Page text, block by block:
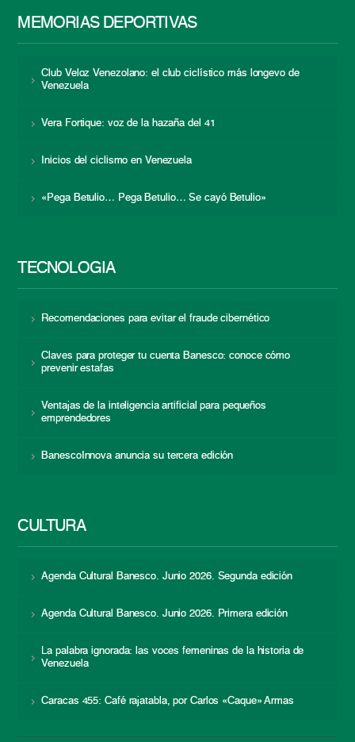
MEMORIAS DEPORTIVAS
Club Veloz Venezolano: el club ciclístico más longevo de
Venezuela
Vera Fortique: voz de la hazaña del 41
Inicios del ciclismo en Venezuela
«Pega Betulio… Pega Betulio… Se cayó Betulio»
TECNOLOGÍA
Recomendaciones para evitar el fraude cibernético
Claves para proteger tu cuenta Banesco: conoce cómo
prevenir estafas
Ventajas de la inteligencia artificial para pequeños
emprendedores
BanescoInnova anuncia su tercera edición
CULTURA
Agenda Cultural Banesco. Junio 2026. Segunda edición
Agenda Cultural Banesco. Junio 2026. Primera edición
La palabra ignorada: las voces femeninas de la historia de
Venezuela
Caracas 455: Café rajatabla, por Carlos «Caque» Armas